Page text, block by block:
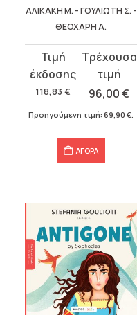
ΑΛΙΚΑΚΗ Μ. - ΓΟΥΛΙΩΤΗ Σ. -
ΘΕΟΧΑΡΗ Α.
118,83 €
Original
price
was:
118,83 €.
96,00€
τρέχουσα
τιμή
Προηγούμενη τιμή: 69,90 €
ΑΓΟΡΑ